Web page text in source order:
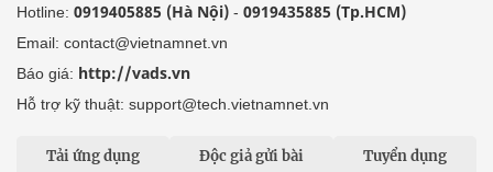
Hotline: 0919405885 (Hà Nội) - 0919435885 (Tp.HCM)
Email: contact@vietnamnet.vn
Báo giá: http://vads.vn
Hỗ trợ kỹ thuật: support@tech.vietnamnet.vn
Tải ứng dụng Độc giả gửi bài Tuyển dụng